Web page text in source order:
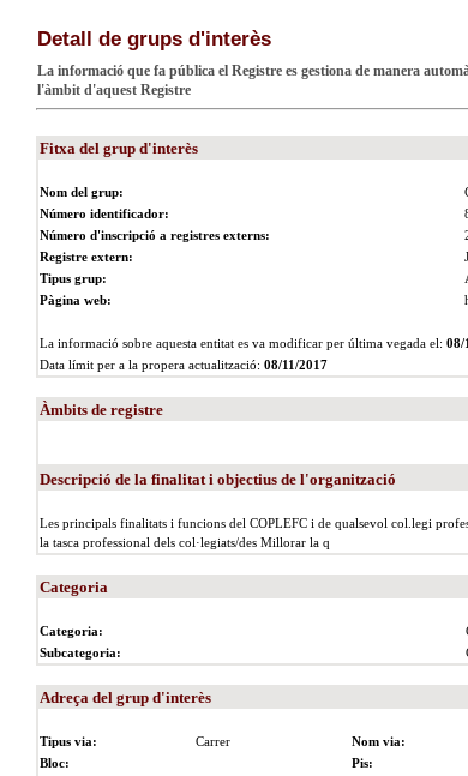
Detall de grups d'interès
La informació que fa pública el Registre es gestiona de manera
l'àmbit d'aquest Registre
Fitxa del grup d'interès
Nom del grup:
Número identificador:
Número d'inscripció a registres externs:
Registre extern:
Tipus grup:
Pàgina web:
La informació sobre aquesta entitat es va modificar per última vegada el: 08/
Data límit per a la propera actualització: 08/11/2017
Àmbits de registre
Descripció de la finalitat i objectius de l'organització
Les principals finalitats i funcions del COPLEFC i de qualsevol col.legi
la tasca professional dels col·legiats/des Millorar la q
Categoria
Categoria:
Subcategoria:
Adreça del grup d'interès
Tipus via: Carrer Nom via:
Bloc:
Pis: